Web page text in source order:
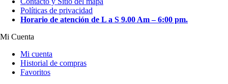
Políticas de privacidad
Horario de atención de L a S 9.00 Am – 6:00 pm.
Mi Cuenta
Mi cuenta
Historial de compras
Favoritos